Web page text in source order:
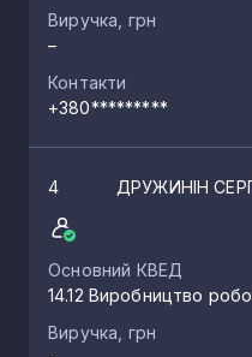
Виручка, грн
–
Контакти
+380*********
4 ДРУЖИНІН
Основний КВЕД
14.12 Виробництво
Виручка, грн